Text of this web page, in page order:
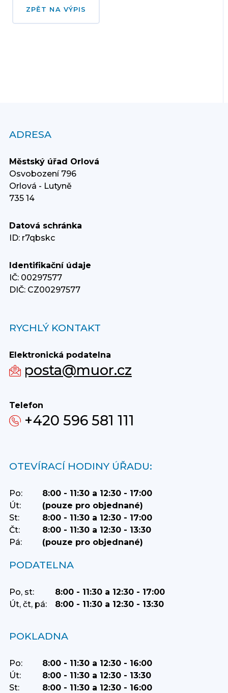
ZPĚT NA VÝPIS
ADRESA
Městský úřad Orlová
Osvobození 796
Orlová - Lutyně
735 14
Datová schránka
ID: r7qbskc
Identifikační údaje
IČ: 00297577
DIČ: CZ00297577
RYCHLÝ KONTAKT
Elektronická podatelna
posta@muor.cz
Telefon
+420 596 581 111
OTEVÍRACÍ HODINY ÚŘADU:
Po:
8:00 - 11:30 a 12:30 - 17:00
Út:
(pouze pro objednané)
St:
8:00 - 11:30 a 12:30 - 17:00
Čt:
8:00 - 11:30 a 12:30 - 13:30
Pá:
(pouze pro objednané)
PODATELNA
Po, st:
8:00 - 11:30 a 12:30 - 17:00
Út, čt, pá:
8:00 - 11:30 a 12:30 - 13:30
POKLADNA
Po:
8:00 - 11:30 a 12:30 - 16:00
Út:
8:00 - 11:30 a 12:30 - 13:30
St:
8:00 - 11:30 a 12:30 - 16:00